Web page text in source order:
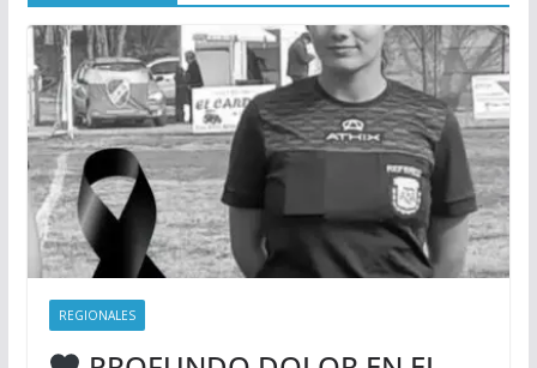
REGIONALES